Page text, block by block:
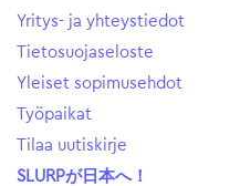
Yritys- ja yhteystiedot
Tietosuojaseloste
Yleiset sopimusehdot
Työpaikat
Tilaa uutiskirje
SLURPが日本へ！